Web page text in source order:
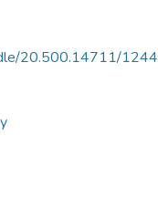
20.500.14711/